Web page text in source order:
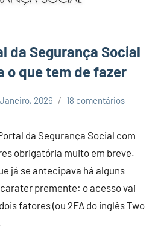
da Segurança Social
o que tem de fazer
Janeiro, 2026 18 comentários
da Segurança Social com
obrigatória muito em breve.
já se antecipava há alguns
premente: o acesso vai
fatores (ou 2FA do inglês Two